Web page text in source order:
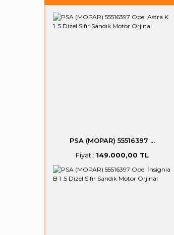
PSA (MOPAR) 55516397 ...
Fiyat : 149.000,00 TL